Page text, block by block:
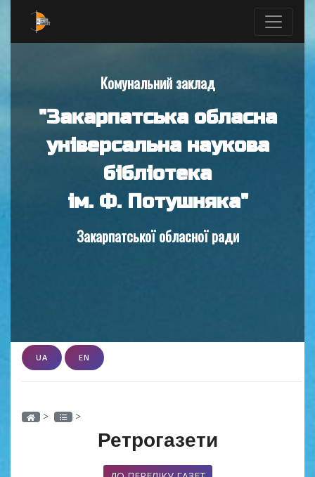
Комунальний заклад
"Закарпатська обласна
універсальна наукова
бібліотека
ім. Ф. Потушняка"
Закарпатської обласної ради
UA EN
> >
Ретрогазети